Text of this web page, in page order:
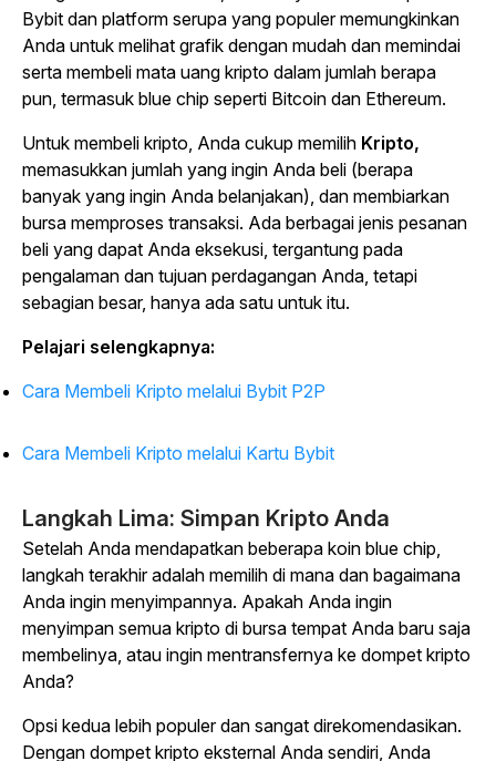
Bybit dan platform serupa yang populer memungkinkan
Anda untuk melihat grafik dengan mudah dan memindai
serta membeli mata uang kripto dalam jumlah berapa
pun, termasuk blue chip seperti Bitcoin dan Ethereum.
Untuk membeli kripto, Anda cukup memilih Kripto,
memasukkan jumlah yang ingin Anda beli (berapa
banyak yang ingin Anda belanjakan), dan membiarkan
bursa memproses transaksi. Ada berbagai jenis pesanan
beli yang dapat Anda eksekusi, tergantung pada
pengalaman dan tujuan perdagangan Anda, tetapi
sebagian besar, hanya ada satu untuk itu.
Pelajari selengkapnya:
Cara Membeli Kripto melalui Bybit P2P
Cara Membeli Kripto melalui Kartu Bybit
Langkah Lima: Simpan Kripto Anda
Setelah Anda mendapatkan beberapa koin blue chip,
langkah terakhir adalah memilih di mana dan bagaimana
Anda ingin menyimpannya. Apakah Anda ingin
menyimpan semua kripto di bursa tempat Anda baru saja
membelinya, atau ingin mentransfernya ke dompet kripto
Anda?
Opsi kedua lebih populer dan sangat direkomendasikan.
Dengan dompet kripto eksternal Anda sendiri, Anda